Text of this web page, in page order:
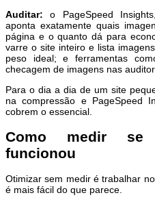
Auditar: o PageSpeed
aponta exatamente quais
página e o quanto dá para
varre o site inteiro e lista
peso ideal; e ferramentas
checagem de imagens nas
Para o dia a dia de um site
na compressão e PageSpeed
cobrem o essencial.
Como medir se
funcionou
Otimizar sem medir é trabalhar
é mais fácil do que parece.